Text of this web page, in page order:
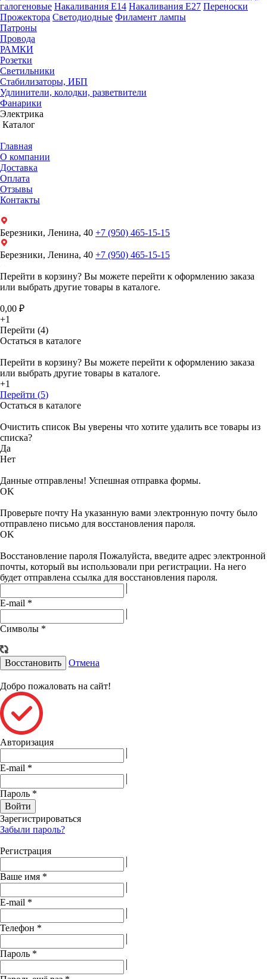
галогеновые Накаливания Е14 Накаливания Е27 Переноски
Прожектора Светодиодные Филамент лампы
Патроны
Провода
РАМКИ
Розетки
Светильники
Стабилизаторы, ИБП
Удлинители, колодки, разветвители
Фанарики
Электрика
Каталог
Главная
О компании
Доставка
Оплата
Отзывы
Контакты
Березники, Ленина, 40 +7 (950) 465-15-15
Березники, Ленина, 40 +7 (950) 465-15-15
Перейти в корзину? Вы можете перейти к оформлению заказа
или выбрать другие товары в каталоге.
0,00 ₽
+1
Перейти (4)
Остаться в каталоге
Перейти в корзину? Вы можете перейти к оформлению заказа
или выбрать другие товары в каталоге.
+1
Перейти (5)
Остаться в каталоге
Очистить список Вы уверены что хотите удалить все товары из
списка?
Да
Нет
Данные отправлены! Успешная отправка формы.
OK
Проверьте почту На указанную вами электронную почту было
отправлено письмо для восстановления пароля.
OK
Восстановление пароля Пожалуйста, введите адрес электронной
почты, который вы использовали при регистрации. На него
будет отправлена ссылка для восстановления пароля.
E-mail *
Символы *
Восстановить Отмена
Добро пожаловать на сайт!
Авторизация
E-mail *
Пароль *
Войти
Зарегистрироваться
Забыли пароль?
Регистрация
Ваше имя *
E-mail *
Телефон *
Пароль *